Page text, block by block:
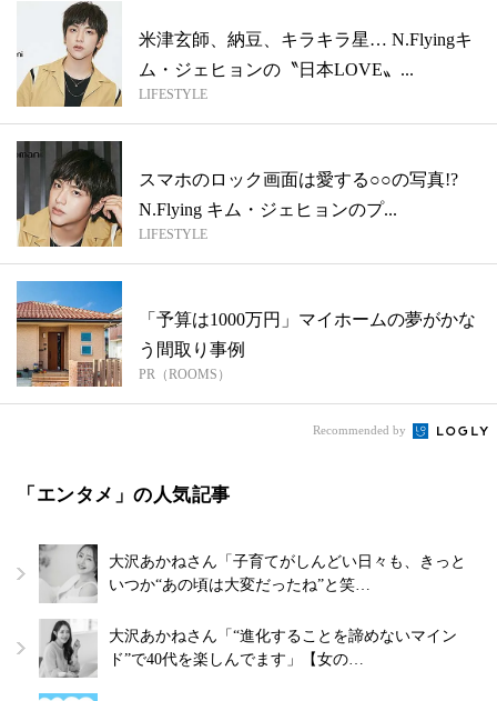
米津玄師、納豆、キラキラ星… N.Flyingキ
ム・ジェヒョンの〝日本LOVE〟...
LIFESTYLE
スマホのロック画面は愛する○○の写真!?
N.Flying キム・ジェヒョンのプ...
LIFESTYLE
「予算は1000万円」マイホームの夢がかな
う間取り事例
PR（ROOMS）
Recommended by
「エンタメ」の人気記事
大沢あかねさん「子育てがしんどい日々も、きっと
いつか“あの頃は大変だったね”と笑…
大沢あかねさん「“進化することを諦めないマイン
ド”で40代を楽しんでます」【女の…